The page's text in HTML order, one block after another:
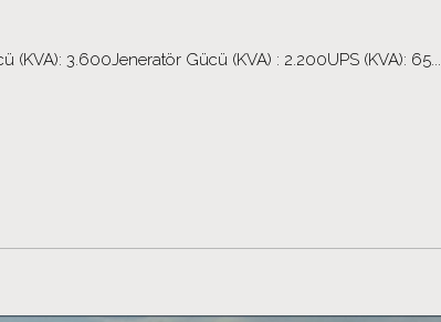
(KVA): 3.600Jeneratör Gücü (KVA) : 2.200UPS (KVA): 65...